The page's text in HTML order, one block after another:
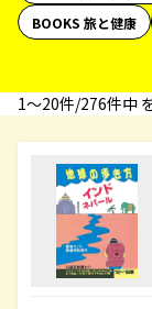
BOOKS 旅と健康
1〜20件/276件中